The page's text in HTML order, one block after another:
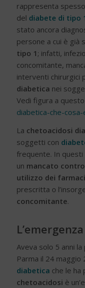
rappresenta
del diabete di tipo
stato ancora
persone a cui è già
tipo 1 ; infatti,
concomitante,
interventi chirurgici
diabetica nei
Vedi figura a
diabetica-che-
La chetoacidosi
soggetti con
frequente. In questi
un mancato
utilizzo dei
prescritta o
concomitante.
Aveva solo 5 anni
Parma il 24 maggio
diabetica che le ha
chetoacidosi è